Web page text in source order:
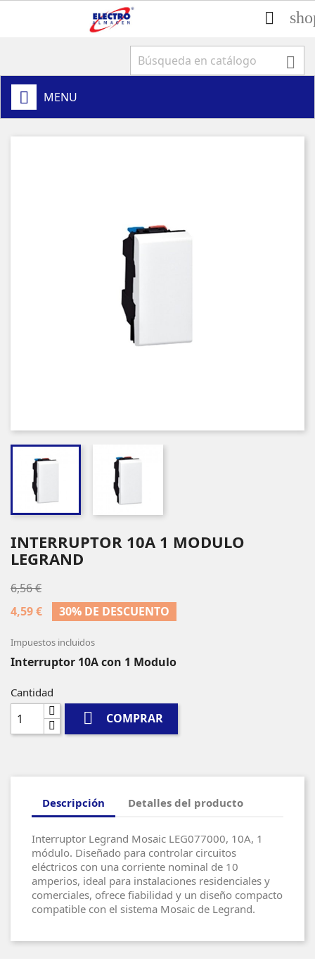


MENU
INTERRUPTOR 10A 1 MODULO
LEGRAND
6,56 €
4,59 €
30% DE DESCUENTO
Impuestos incluidos
Interruptor 10A con 1 Modulo
Cantidad
 COMPRAR
Descripción Detalles del producto
Interruptor Legrand Mosaic LEG077000, 10A, 1
módulo. Diseñado para controlar circuitos
eléctricos con una corriente nominal de 10
amperios, ideal para instalaciones residenciales y
comerciales, ofrece fiabilidad y un diseño compacto
compatible con el sistema Mosaic de Legrand.